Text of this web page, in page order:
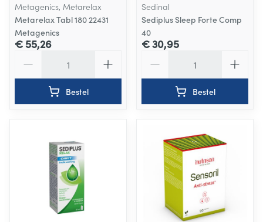
Metagenics, Metarelax
Metarelax Tabl 180 22431
Metagenics
€ 55,26
Bestel
Sedinal
Sediplus Sleep Forte Comp
40
€ 30,95
Bestel